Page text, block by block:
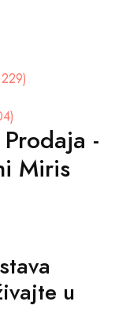
-
Miris
u